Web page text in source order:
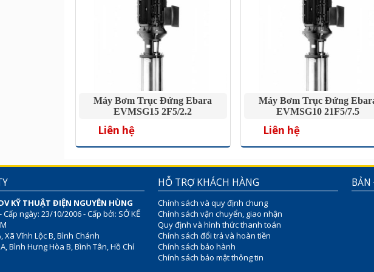
Máy Bơm Trục Đứng Ebara
EVMSG15 2F5/2.2
Liên hệ
Máy Bơm Trục Đứng
EVMSG10 21F5/7.5
Liên hệ
KỸ THUẬT ĐIỆN NGUYÊN HÙNG
ngày: 23/10/2006 - Cấp bởi: SỞ KẾ
Xã Vĩnh Lộc B, Bình Chánh
Bình Hưng Hòa B, Bình Tân, Hồ Chí
HỖ TRỢ KHÁCH HÀNG
Chính sách và quy định chung
Chính sách vận chuyển, giao nhận
Quy định và hình thức thanh toán
Chính sách đổi trả và hoàn tiền
Chính sách bảo hành
Chính sách bảo mật thông tin